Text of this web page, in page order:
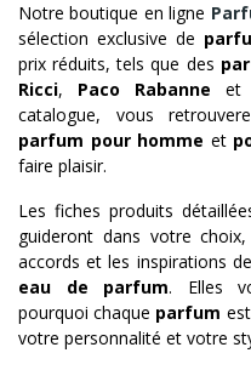
Notre boutique en ligne
sélection exclusive de
prix réduits, tels que des
Ricci, Paco Rabanne et
catalogue, vous
parfum pour homme et
faire plaisir.
Les fiches produits
guideront dans votre
accords et les inspirations
eau de parfum. Elles
pourquoi chaque parfum
votre personnalité et votre